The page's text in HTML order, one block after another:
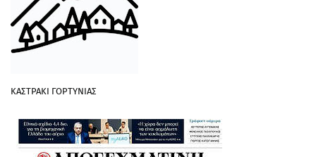
ΚΑΣΤΡΑΚΙ ΓΟΡΤΥΝΙΑΣ